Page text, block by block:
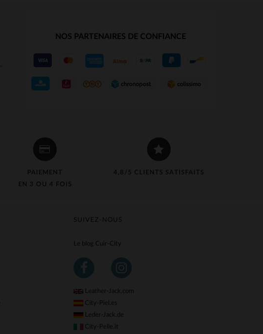
PAIEMENT
EN 3 OU 4 FOIS
4,8/5 CLIENTS SATISFAITS
NOS PARTENAIRES DE CONFIANCE
SUIVEZ-NOUS
Le blog Cuir-City
Leather-Jack.com
City-Piel.es
Leder-Jack.de
City-Pelle.it